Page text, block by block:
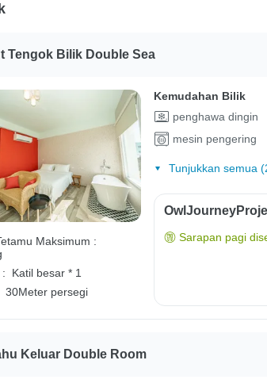
Tengok Bilik Double Sea
Maksimum :
Katil besar * 1
30Meter persegi
Kemudahan Bilik
penghawa dingin
mesin pengering
Tunjukkan semua
Sarapan pagi
Keluar Double Room